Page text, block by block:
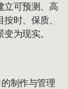
立可预测、高
时、保质、
为现实。
制作与管理